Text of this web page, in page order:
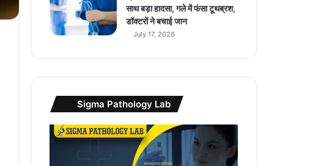
साथ बड़ा हादसा, गले में फंसा टूथब्रश,
डॉक्टरों ने बचाई जान
July 17, 2026
Sigma Pathology Lab